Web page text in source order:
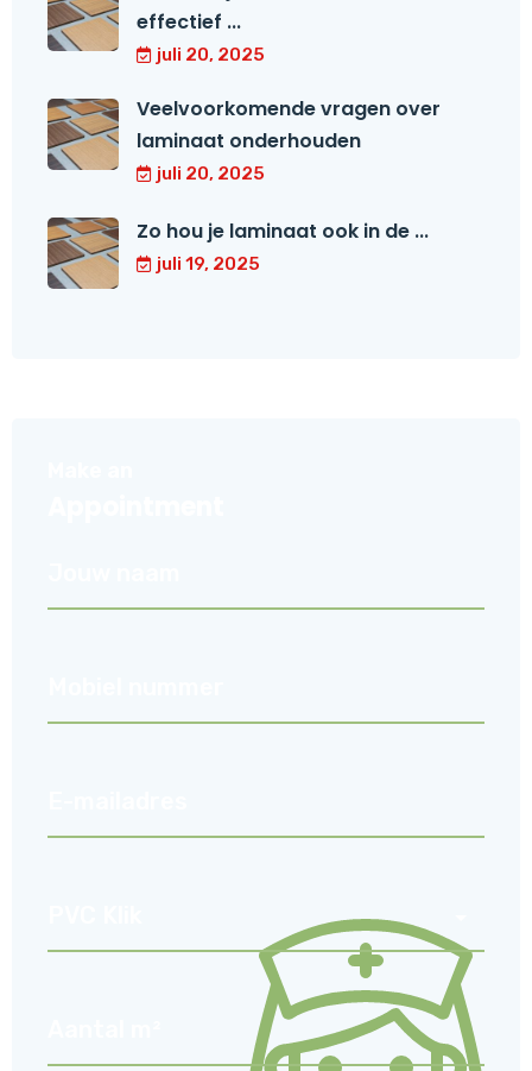
effectief ...
juli 20, 2025
Veelvoorkomende vragen over
laminaat onderhouden
juli 20, 2025
Zo hou je laminaat ook in de ...
juli 19, 2025